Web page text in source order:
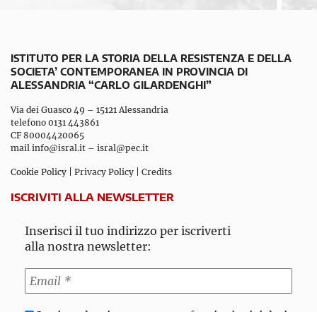
ISTITUTO PER LA STORIA DELLA RESISTENZA E DELLA
SOCIETA’ CONTEMPORANEA IN PROVINCIA DI
ALESSANDRIA “CARLO GILARDENGHI”
Via dei Guasco 49 – 15121 Alessandria
telefono 0131 443861
CF 80004420065
mail info@isral.it – isral@pec.it
Cookie Policy Privacy Policy Credits
ISCRIVITI ALLA NEWSLETTER
Inserisci il tuo indirizzo per iscriverti
alla nostra newsletter: